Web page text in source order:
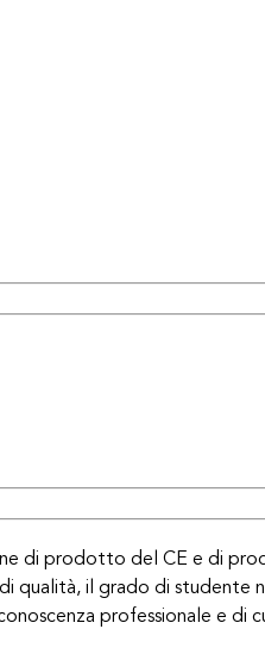
di prodotto del CE e di
qualità, il grado di studente
professionale e di